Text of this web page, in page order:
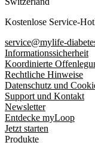
Kostenlose Service-
service@mylife-
Informationssicherheit
Koordinierte
Rechtliche Hinweise
Datenschutz und
Support und Kontakt
Newsletter
Entdecke myLoop
Jetzt starten
Produkte